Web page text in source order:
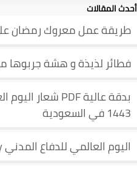
أحدث المقالات
طريقة عمل معروك رمضان
فطائر لذيذة و هشة جربوها
1443 في السعودية
اليوم العالمي للدفاع المدني World Civil Defence Day